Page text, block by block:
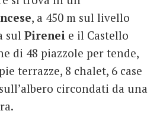
, a 450 m sul livello
sul Pirenei e il Castello
di 48 piazzole per tende,
terrazze, 8 chalet, 6 case
circondati da una